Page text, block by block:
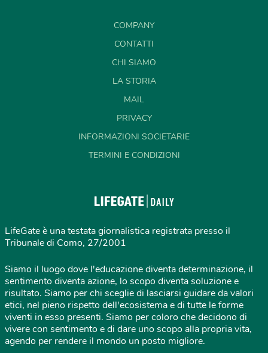
COMPANY
CONTATTI
CHI SIAMO
LA STORIA
MAIL
PRIVACY
INFORMAZIONI SOCIETARIE
TERMINI E CONDIZIONI
LifeGate è una testata giornalistica registrata presso il
Tribunale di Como, 27/2001
Siamo il luogo dove l'educazione diventa determinazione, il
sentimento diventa azione, lo scopo diventa soluzione e
risultato. Siamo per chi sceglie di lasciarsi guidare da valori
etici, nel pieno rispetto dell'ecosistema e di tutte le forme
viventi in esso presenti. Siamo per coloro che decidono di
vivere con sentimento e di dare uno scopo alla propria vita,
agendo per rendere il mondo un posto migliore.